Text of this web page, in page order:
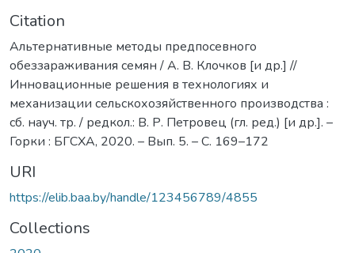
Citation
Альтернативные методы предпосевного
обеззараживания семян / А. В. Клочков [и др.] //
Инновационные решения в технологиях и
механизации сельскохозяйственного производства :
сб. науч. тр. / редкол.: В. Р. Петровец (гл. ред.) [и др.]. –
Горки : БГСХА, 2020. – Вып. 5. – С. 169–172
URI
https://elib.baa.by/handle/123456789/4855
Collections